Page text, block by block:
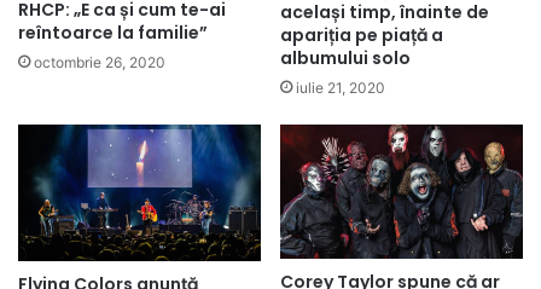
RHCP: „E ca și cum te-ai
reîntoarce la familie”
octombrie 26, 2020
același timp, înainte de
apariția pe piață a
albumului solo
iulie 21, 2020
Corey Taylor spune că ar